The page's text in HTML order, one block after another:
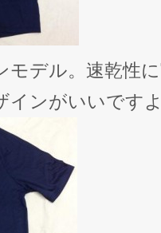
モデル。速乾性
インがいいです